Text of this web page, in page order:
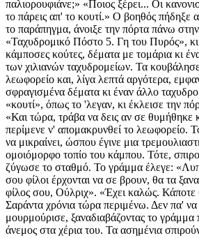
παλιορουφιάνε;» «Ποιος ξέρει... Οι
το πάρεις απ' το κουτί.» Ο βοηθός πήδηξε
το παράπηγμα, άνοιξε την πόρτα πάνω
«Ταχυδρομικό Πόστο 5. Γη του Πυρός»,
κάμποσες κούτες, δέματα με τομάρια κι
των χιλιανών ταχυδρομείων. Τα
λεωφορείο και, λίγα λεπτά αργότερα,
σφραγισμένα δέματα κι έναν άλλο
«κουτί», όπως το 'λεγαν, κι έκλεισε την
«Και τώρα, τράβα να δεις αν σε θυμήθηκε
περίμενε ν' απομακρυνθεί το λεωφορείο.
να μικραίνει, ώσπου έγινε μια
ομοιόμορφο τοπίο του κάμπου. Τότε,
ζύγωσε το σταθμό. Το γράμμα έλεγε:
σου φίλοι έρχονται να σε βρουν, θα τα
φίλος σου, Ούλριχ». «Έχει καλώς. Κάποτε
Σαράντα χρόνια τώρα περιμένω. Δεν πα'
μουρμούρισε, ξαναδιαβάζοντας το
άνεμος στα χέρια του. Τα ασημένια